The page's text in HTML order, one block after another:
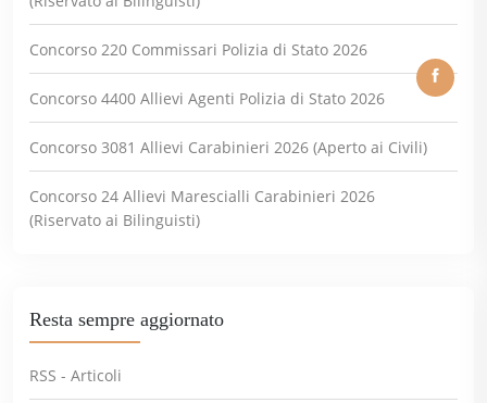
Concorso 220 Commissari Polizia di Stato 2026
Concorso 4400 Allievi Agenti Polizia di Stato 2026
Concorso 3081 Allievi Carabinieri 2026 (Aperto ai Civili)
Concorso 24 Allievi Marescialli Carabinieri 2026
(Riservato ai Bilinguisti)
Resta sempre aggiornato
RSS - Articoli